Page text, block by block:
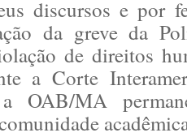
discursos e por
da greve da
de direitos
a Corte
OAB/MA